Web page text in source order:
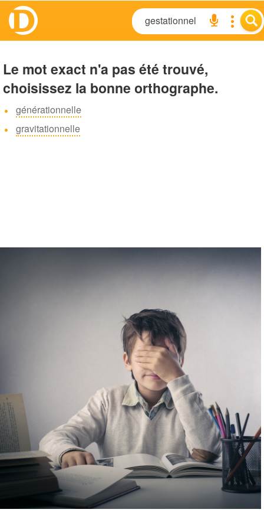
Le mot exact n'a pas été trouvé,
choisissez la bonne orthographe.
générationnelle
gravitationnelle